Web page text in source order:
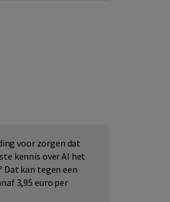
voor zorgen dat
kennis over AI het
Dat kan tegen een
3,95 euro per